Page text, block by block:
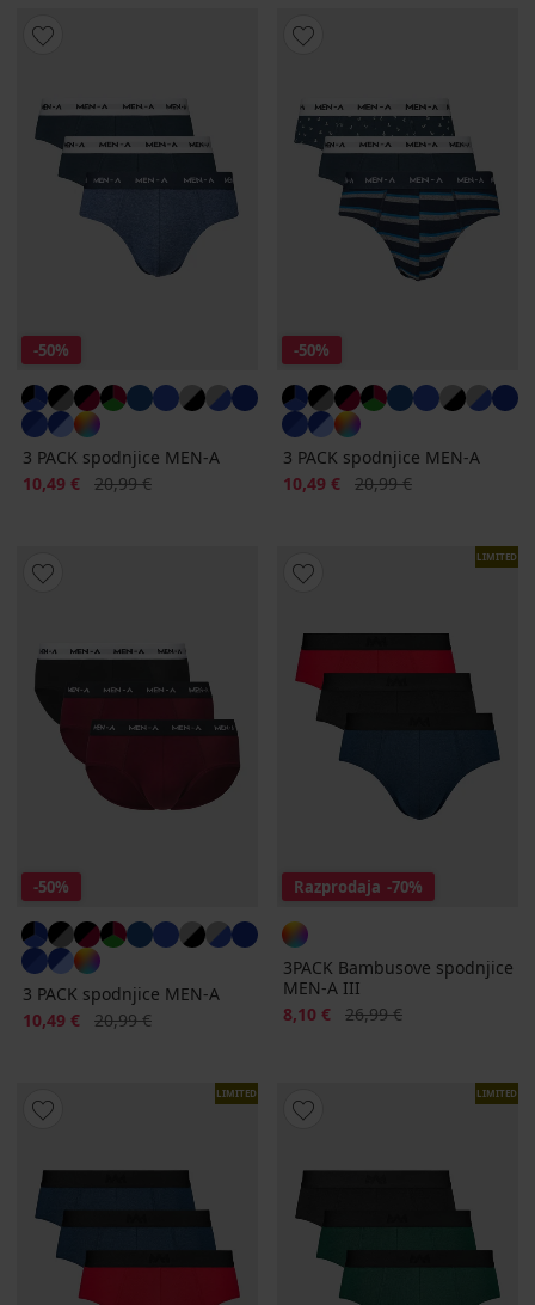
-50%
3 PACK spodnjice MEN-A
Popust
10,49 € Prvotna cena
20,99 €
-50%
3 PACK spodnjice MEN-A
Popust
10,49 € Prvotna cena
20,99 €
-50%
3 PACK spodnjice MEN-A
Popust
10,49 € Prvotna cena
20,99 €
LIMITED
Razprodaja -70%
3PACK Bambusove spodnjice
MEN-A III
Popust
8,10 € Prvotna cena
26,99 €
LIMITED LIMITED